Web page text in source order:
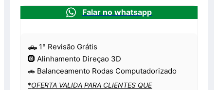
Falar no whatsapp
🛻 1° Revisão Grátis
🛞 Alinhamento Direçao 3D
🚗 Balanceamento Rodas Computadorizado
*OFERTA VALIDA PARA CLIENTES QUE